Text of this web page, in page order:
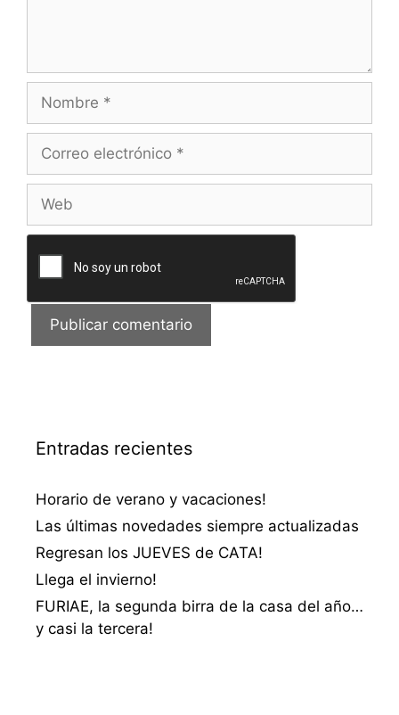
electrónico
Entradas recientes
Horario de verano y vacaciones!
Las últimas novedades siempre actualizadas
Regresan los JUEVES de CATA!
Llega el invierno!
FURIAE, la segunda birra de la casa del año…
y casi la tercera!